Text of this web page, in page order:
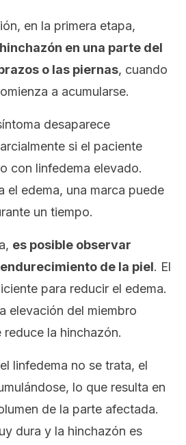
en la primera etapa,
en una parte del
o las piernas, cuando
a acumularse.
desaparece
si el paciente
con linfedema elevado.
el edema, una marca puede
un tiempo.
es posible observar
de la piel. El
para reducir el edema.
elevación del miembro
la hinchazón.
linfedema no se trata, el
lo que resulta en
de la parte afectada.
dura y la hinchazón es